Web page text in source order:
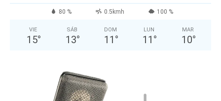
80 % 0.5kmh 100 %
VIE
15°
SÁB
13°
DOM
11 °
LUN
11 °
MAR
10°